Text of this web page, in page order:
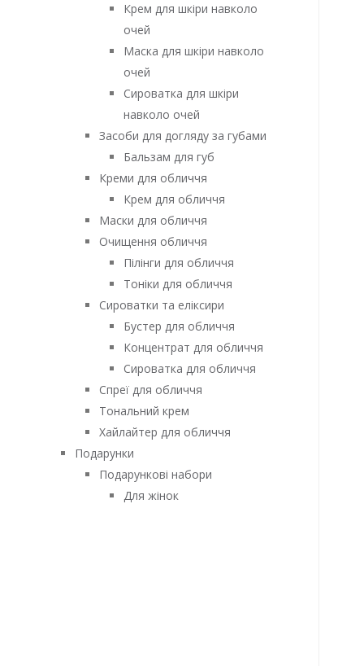
Крем для шкіри навколо
очей
Маска для шкіри навколо
очей
Сироватка для шкіри
навколо очей
Засоби для догляду за губами
Бальзам для губ
Креми для обличчя
Крем для обличчя
Маски для обличчя
Очищення обличчя
Пілінги для обличчя
Тоніки для обличчя
Сироватки та еліксири
Бустер для обличчя
Концентрат для обличчя
Сироватка для обличчя
Спреї для обличчя
Тональний крем
Хайлайтер для обличчя
Подарунки
Подарункові набори
Для жінок